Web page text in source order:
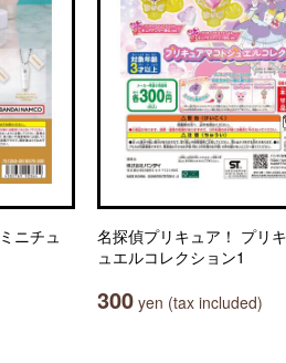
ニチュ
名探偵プリキュア！ プリ
ュエルコレクション1
300 yen (tax included)